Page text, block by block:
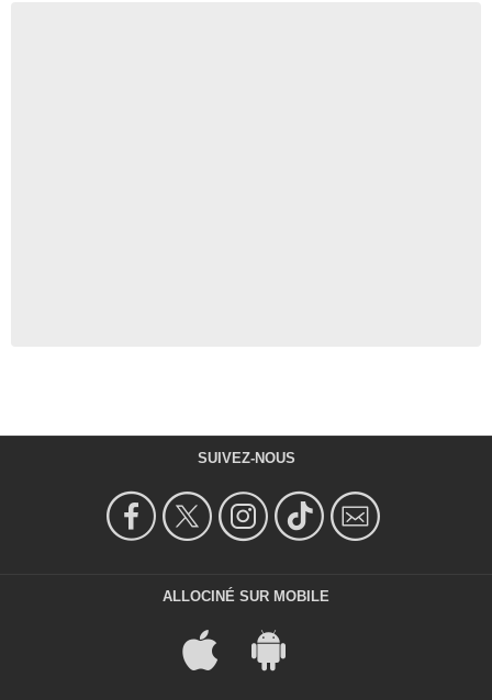
SUIVEZ-NOUS
ALLOCINÉ SUR MOBILE